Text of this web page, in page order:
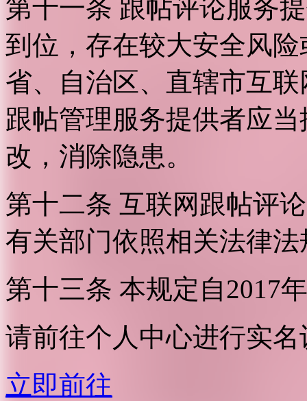
第十一条 跟帖评论服务
到位，存在较大安全风
省、自治区、直辖市互
跟帖管理服务提供者应
改，消除隐患。
第十二条 互联网跟帖评
有关部门依照相关法律
第十三条 本规定自2017
请前往个人中心进行实名
立即前往